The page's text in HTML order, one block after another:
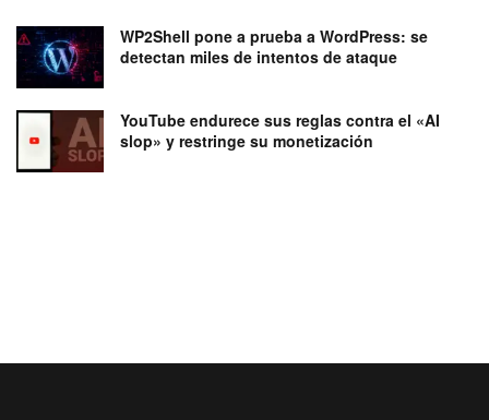
WP2Shell pone a prueba a WordPress: se
detectan miles de intentos de ataque
YouTube endurece sus reglas contra el «AI
slop» y restringe su monetización